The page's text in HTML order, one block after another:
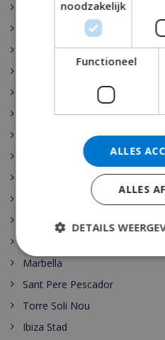
Sant Josep de sa Talaia
Vidreres
Santa Cristina de Aro
Pollensa
Cala Vadella
Marbella
Sant Pere Pescador
Torre Soli Nou
Ibiza Stad
noodzakelijk
Functioneel
ALLES
ALLES
DETAILS